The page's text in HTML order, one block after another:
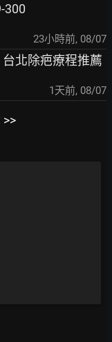
300
23小時前, 08/07
北除疤療程推薦
1天前, 08/07